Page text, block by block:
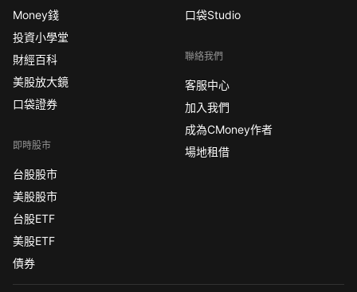
Money錢
投資小學堂
財經百科
美股放大鏡
口袋證券
即時股市
台股股市
美股股市
台股ETF
美股ETF
債券
口袋Studio
聯絡我們
客服中心
加入我們
成為CMoney作者
場地租借